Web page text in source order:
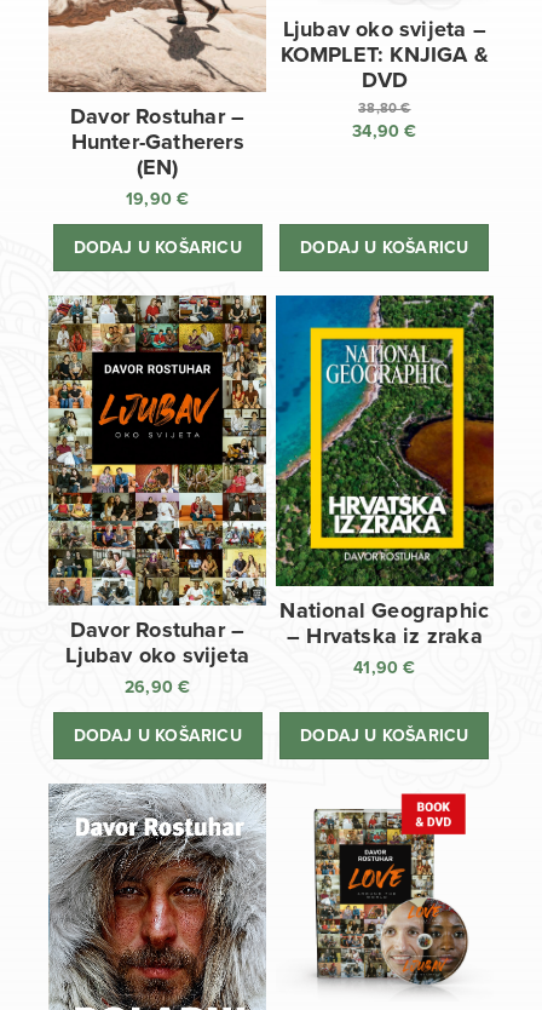
Davor Rostuhar –
Hunter-Gatherers
(EN)
19,90€
DODAJ U KOŠARICU
Ljubav oko svijeta –
KOMPLET: KNJIGA &
DVD
38,80€
Izvorna
38,80 €.
34,90€
34,90 €.
DODAJ U KOŠARICU
Davor Rostuhar –
Ljubav oko svijeta
26,90€
DODAJ U KOŠARICU
National Geographic
– Hrvatska iz zraka
41,90€
DODAJ U KOŠARICU